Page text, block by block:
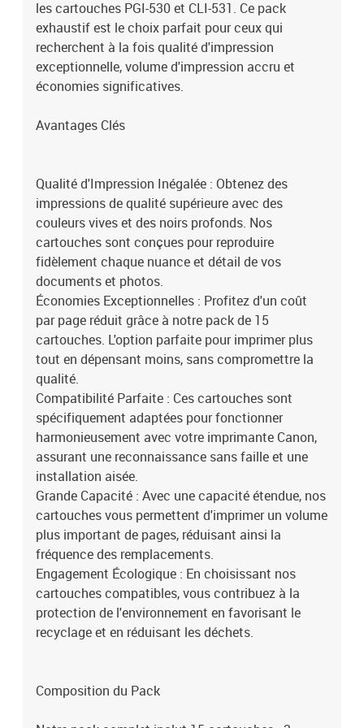
qualité au quotidien ou un amateur cherchant à imprimer vos
souvenirs en photo avec fidélité, ce pack offre une solution
optimale. Alliant haute qualité, grande capacité et économies
substantielles, il répondra à toutes vos attentes en matière
d'impression.Embrassez la tranquillité d'esprit avec notre pack de
15 cartouches compatibles Canon PGI-530/CLI-531. Profitez
faille et d'un excellent rapport qualité-prix, tout en soutenant une
les cartouches PGI-530 et CLI-531. Ce pack
exhaustif est le choix parfait pour ceux qui
recherchent à la fois qualité d'impression
exceptionnelle, volume d'impression accru et
économies significatives.
Avantages Clés
Qualité d'Impression Inégalée : Obtenez des
impressions de qualité supérieure avec des
couleurs vives et des noirs profonds. Nos
cartouches sont conçues pour reproduire
fidèlement chaque nuance et détail de vos
documents et photos.
Économies Exceptionnelles : Profitez d'un coût
par page réduit grâce à notre pack de 15
cartouches. L'option parfaite pour imprimer plus
tout en dépensant moins, sans compromettre la
qualité.
Compatibilité Parfaite : Ces cartouches sont
spécifiquement adaptées pour fonctionner
harmonieusement avec votre imprimante Canon,
assurant une reconnaissance sans faille et une
installation aisée.
Grande Capacité : Avec une capacité étendue, nos
cartouches vous permettent d'imprimer un volume
plus important de pages, réduisant ainsi la
fréquence des remplacements.
Engagement Écologique : En choisissant nos
cartouches compatibles, vous contribuez à la
protection de l'environnement en favorisant le
recyclage et en réduisant les déchets.
Composition du Pack